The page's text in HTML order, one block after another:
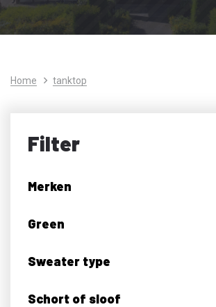
Home tanktop
Filter
Merken
Green
Sweater type
Schort of sloof